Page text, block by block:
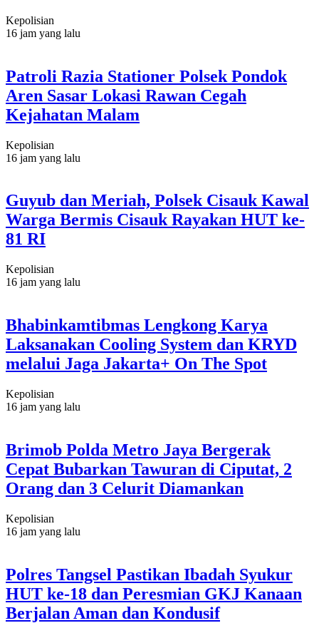
Kepolisian
16 jam yang lalu
Patroli Razia Stationer Polsek Pondok
Aren Sasar Lokasi Rawan Cegah
Kejahatan Malam
Kepolisian
16 jam yang lalu
Guyub dan Meriah, Polsek Cisauk Kawal
Warga Bermis Cisauk Rayakan HUT ke-
81 RI
Kepolisian
16 jam yang lalu
Bhabinkamtibmas Lengkong Karya
Laksanakan Cooling System dan KRYD
melalui Jaga Jakarta+ On The Spot
Kepolisian
16 jam yang lalu
Brimob Polda Metro Jaya Bergerak
Cepat Bubarkan Tawuran di Ciputat, 2
Orang dan 3 Celurit Diamankan
Kepolisian
16 jam yang lalu
Polres Tangsel Pastikan Ibadah Syukur
HUT ke-18 dan Peresmian GKJ Kanaan
Berjalan Aman dan Kondusif